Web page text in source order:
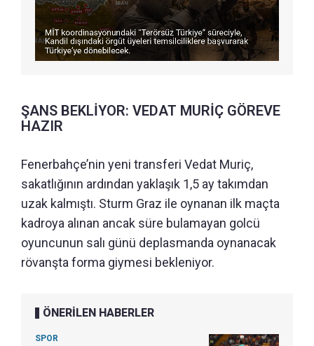
ŞANS BEKLİYOR: VEDAT MURİÇ GÖREVE
HAZIR
Fenerbahçe’nin yeni transferi Vedat Muriç,
sakatlığının ardından yaklaşık 1,5 ay takımdan
uzak kalmıştı. Sturm Graz ile oynanan ilk maçta
kadroya alınan ancak süre bulamayan golcü
oyuncunun salı günü deplasmanda oynanacak
rövanşta forma giymesi bekleniyor.
ÖNERİLEN HABERLER
SPOR